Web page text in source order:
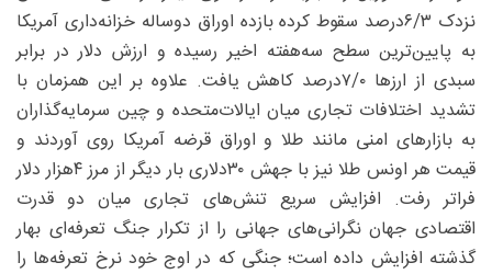
نزدک ۶/‌۳درصد سقوط کرده بازده اوراق دو‌ساله خزانه‌داری آمریکا
به پایین‌ترین سطح سه‌هفته اخیر رسیده و ارزش دلار در برابر
سبدی از ارزها ۷/‌۰‌درصد کاهش یافت. علاوه بر این همزمان با
تشدید اختلافات تجاری میان ایالات‌متحده و چین سرمایه‌گذاران
به بازارهای امنی مانند طلا و اوراق قرضه آمریکا روی آوردند و
قیمت هر اونس طلا نیز با جهش ۳۰دلاری بار دیگر از مرز ۴هزار دلار
فراتر رفت. افزایش سریع تنش‌های تجاری میان دو قدرت
اقتصادی جهان نگرانی‌های جهانی را از تکرار جنگ تعرفه‌ای بهار
گذشته افزایش داده است؛ جنگی که در اوج خود نرخ تعرفه‌ها را